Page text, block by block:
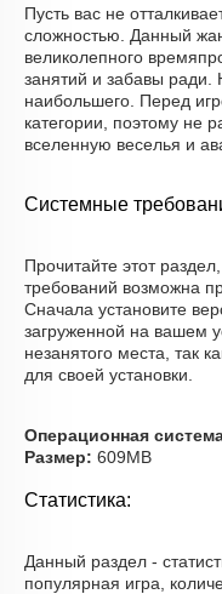
Пусть вас не
сложностью. Данный
великолепного
занятий и забавы ради.
наибольшего. Перед
категории, поэтому не
вселенную веселья и
Системные
Прочитайте этот
требований возможна
Сначала установите
загруженной на вашем
незанятого места, так
для своей установки.
Операционная
Размер: 609MB
Статистика:
Данный раздел -
популярная игра,